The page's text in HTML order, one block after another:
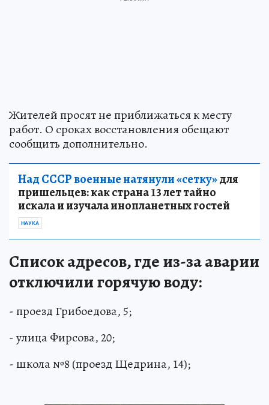
Жителей просят не приближаться к месту
работ. О сроках восстановления обещают
сообщить дополнительно.
Над СССР военные натянули «сетку»для
пришельцев: как страна 13 лет тайно
искала и изучала инопланетных гостей
НАУКА
Список адресов, где из-за аварии
отключили горячую воду:
- проезд Грибоедова, 5;
- улица Фирсова, 20;
- школа №8 (проезд Щедрина, 14);